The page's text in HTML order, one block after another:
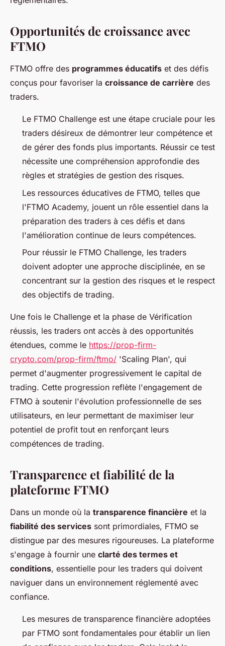
Opportunités de croissance avec
FTMO
FTMO offre des programmes éducatifs et des défis
conçus pour favoriser la croissance de carrière des
traders.
Le FTMO Challenge est une étape cruciale pour les
traders désireux de démontrer leur compétence et
de gérer des fonds plus importants. Réussir ce test
nécessite une compréhension approfondie des
règles et stratégies de gestion des risques.
Les ressources éducatives de FTMO, telles que
l'FTMO Academy, jouent un rôle essentiel dans la
préparation des traders à ces défis et dans
l'amélioration continue de leurs compétences.
Pour réussir le FTMO Challenge, les traders
doivent adopter une approche disciplinée, en se
concentrant sur la gestion des risques et le respect
des objectifs de trading.
Une fois le Challenge et la phase de Vérification
réussis, les traders ont accès à des opportunités
étendues, comme le https://prop-firm-
crypto.com/prop-firm/ftmo/ 'Scaling Plan', qui
permet d'augmenter progressivement le capital de
trading. Cette progression reflète l'engagement de
FTMO à soutenir l'évolution professionnelle de ses
utilisateurs, en leur permettant de maximiser leur
potentiel de profit tout en renforçant leurs
compétences de trading.
Transparence et fiabilité de la
plateforme FTMO
Dans un monde où la transparence financière et la
fiabilité des services sont primordiales, FTMO se
distingue par des mesures rigoureuses. La plateforme
s'engage à fournir une clarté des termes et
conditions, essentielle pour les traders qui doivent
naviguer dans un environnement réglementé avec
confiance.
Les mesures de transparence financière adoptées
par FTMO sont fondamentales pour établir un lien